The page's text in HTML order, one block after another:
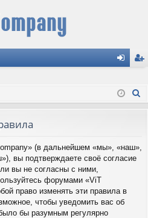
д ис
ия
(в дальнейшем «мы», «наш»,
вы подтверждаете своё согласие
вы не согласны с ними,
форумами «ViT
право изменять эти правила в
чтобы уведомить вас об
бы разумным регулярно